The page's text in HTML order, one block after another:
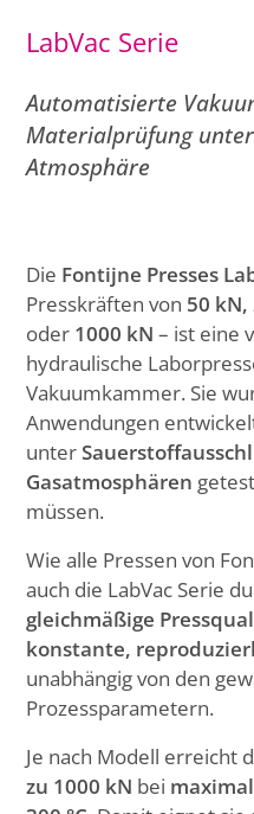
LabVac Serie
Automatisierte
Materialprüfung
Atmosphäre
Die Fontijne Presses
Presskräften von 50
oder 1000 kN – ist eine
hydraulische
Vakuumkammer. Sie
Anwendungen
unter
Gasatmosphären
müssen.
Wie alle Pressen von
auch die LabVac Serie
gleichmäßige
konstante,
unabhängig von den
Prozessparametern.
Je nach Modell erreicht
zu 1000 kN bei